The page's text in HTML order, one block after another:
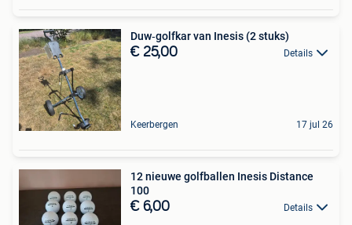
Duw‑golfkar van Inesis (2 stuks)
€ 25,00 Details
Keerbergen 17 jul 26
12 nieuwe golfballen Inesis Distance
100
€ 6,00 Details